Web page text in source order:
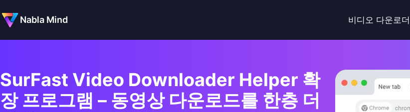
Nabla Mind 비디오 다운로더
SurFast Video Downloader Helper 확
장 프로그램 – 동영상 다운로드를 한층 더